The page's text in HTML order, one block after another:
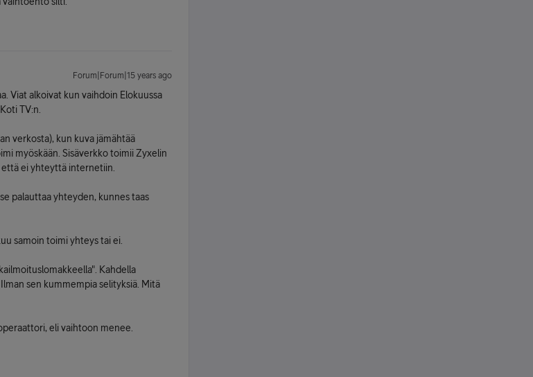
Forum|Forum|15 years ago
Viat alkoivat kun vaihdoin Elokuussa
TV:n.
verkosta), kun kuva jämähtää
myöskään. Sisäverkko toimii Zyxelin
ei yhteyttä internetiin.
palauttaa yhteyden, kunnes taas
samoin toimi yhteys tai ei.
Kahdella
sen kummempia selityksiä. Mitä
eli vaihtoon menee.